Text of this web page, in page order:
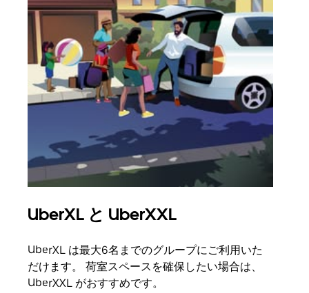
UberXL と UberXXL
UberXL は最大6名までのグループにご利用いた
だけます。 荷室スペースを確保したい場合は、
UberXXL がおすすめです。